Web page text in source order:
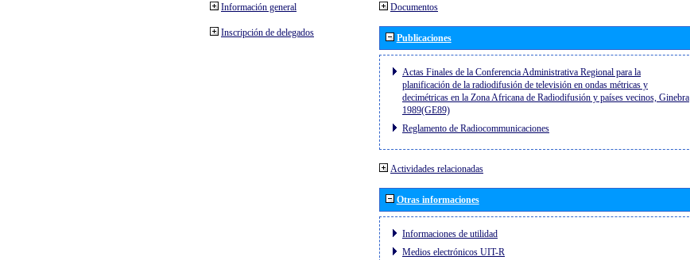
Información general
Inscripción de delegados
Documentos
Publicaciones
Actas Finales de la Conferencia Administrativa Regional para la
planificación de la radiodifusión de televisión en ondas métricas y
decimétricas en la Zona Africana de Radiodifusión y países vecinos, Ginebra
1989(GE89)
Reglamento de Radiocommunicaciones
Actividades relacionadas
Otras informaciones
Informaciones de utilidad
Medios electrónicos UIT-R